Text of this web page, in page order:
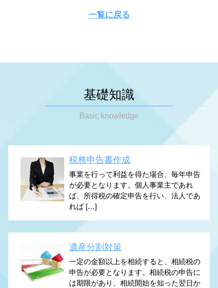
一覧に戻る
基礎知識
Basic knowledge
税務申告書作成
事業を行って利益を得た場合、毎年申告
が必要となります。個人事業主であれ
ば、所得税の確定申告を行い、法人であ
れば […]
遺産分割対策
一定の金額以上を相続すると、相続税の
申告が必要となります。相続税の申告に
は期限があり、相続開始を知った翌日か